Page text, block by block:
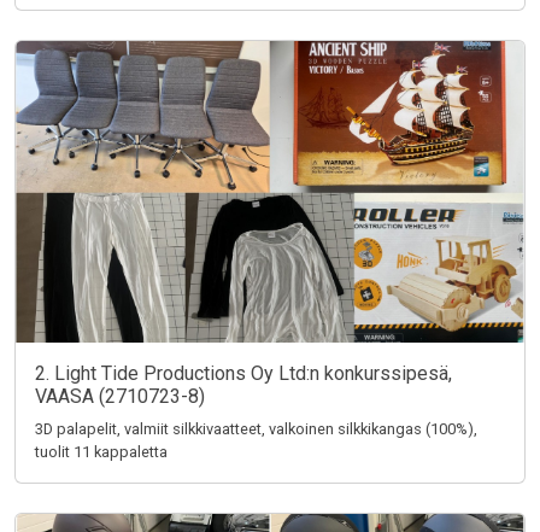
2. Light Tide Productions Oy Ltd:n konkurssipesä,
VAASA (2710723-8)
3D palapelit, valmiit silkkivaatteet, valkoinen silkkikangas (100%),
tuolit 11 kappaletta